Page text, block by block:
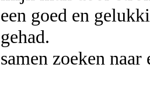
een goed en
gehad.
samen zoeken